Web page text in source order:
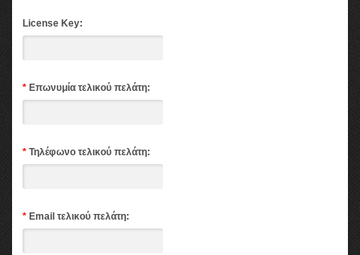
License Key:
* Επωνυμία τελικού πελάτη:
* Τηλέφωνο τελικού πελάτη:
* Email τελικού πελάτη: